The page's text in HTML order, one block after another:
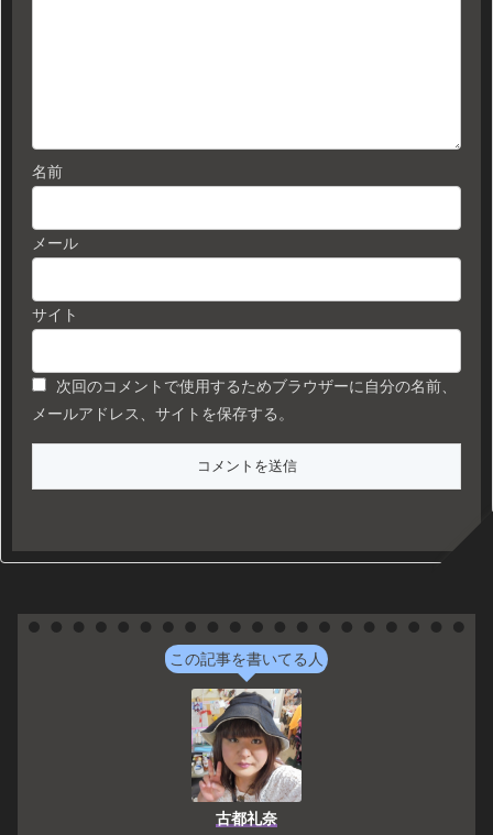
名前
メール
サイト
次回のコメントで使用するためブラウザーに自分の名前、
メールアドレス、サイトを保存する。
この記事を書いてる人
古都礼奈